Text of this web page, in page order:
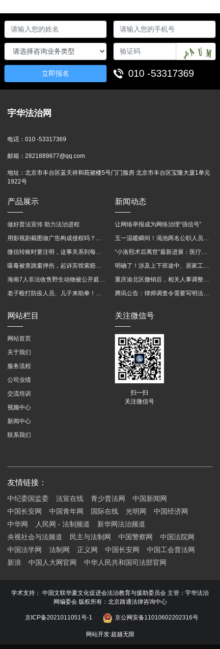
立即报名 010 -53317369
宇华法治网
电话： 010 -53317369
邮箱： 2821889877@qq.com
地址： 北京市丰台区蓝天祥和苑裙楼5号门门脸房 北京市丰台区宝隆大厦1单元
1922号
产品展示
做好普法宣传 助力法治进程
用影视剧截图做广告构成侵权吗？法院这样判
微信转账时要注明，这事关系到每个人……
吸毒被查跳窗摔伤，起诉宾馆索赔，法院这样判！
海南7人非法收售野生动物被公开庭审 涉案金额2100多万
老子殴打防疫人员、儿子来助拳！均被判刑
新闻动态
让网络举报成为网络治理“强信号”
五一温暖瞬间！渑池两名公职人员，路遇车祸挺身而出
“小洛熙术后离世”最新进展：医疗事故鉴定已启动
明确了！涉及上下班途中、居家工作等，这些情形可认定工伤→
重庆渝北区撤销后，相关人事调整再披露
腾讯公告：律师调查令需要写明法官手机号，2025年12月31日后施行
网站栏目
网站首页
关于我们
服务流程
公司业绩
交流培训
视频中心
新闻中心
联系我们
关注微信号
扫一扫
关注微信号
友情链接：
中纪委国监委 法宣在线 青少普法网
中国新闻网
中国长安网
中国青年网 国际在线 光明网
中国经济网
中华网
人民网 - 法制频道
新华网法治频道
央视社会与法频道
民主与法制网 中国警察网
中国法院网
中国法学网
法制网 正义网 中国长安网
中国工会普法网
新浪
中国人大网官网 中华人民共和国司法部官网
学术支持： 中国文联华夏文化促进会法治教育与援助委员会 主管：宇华法治
网编委会 版权所有：北京路通法律咨询中心
京ICP备2021011051号-1 京公网安备11010602202316号
网站开发:超越无限